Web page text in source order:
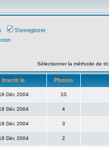
S'enregistrer
Sélectionner la méthode de tri:
Inscrit le Photos
Déc 2004 10
Déc 2004 4
Déc 2004 3
Déc 2004 2